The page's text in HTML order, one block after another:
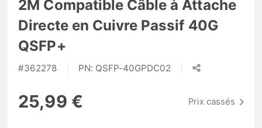
2M Compatible Câble à Attache
Directe en Cuivre Passif 40G
QSFP+
#362278 PN: QSFP-40GPDC02
25,99 € Prix cassés